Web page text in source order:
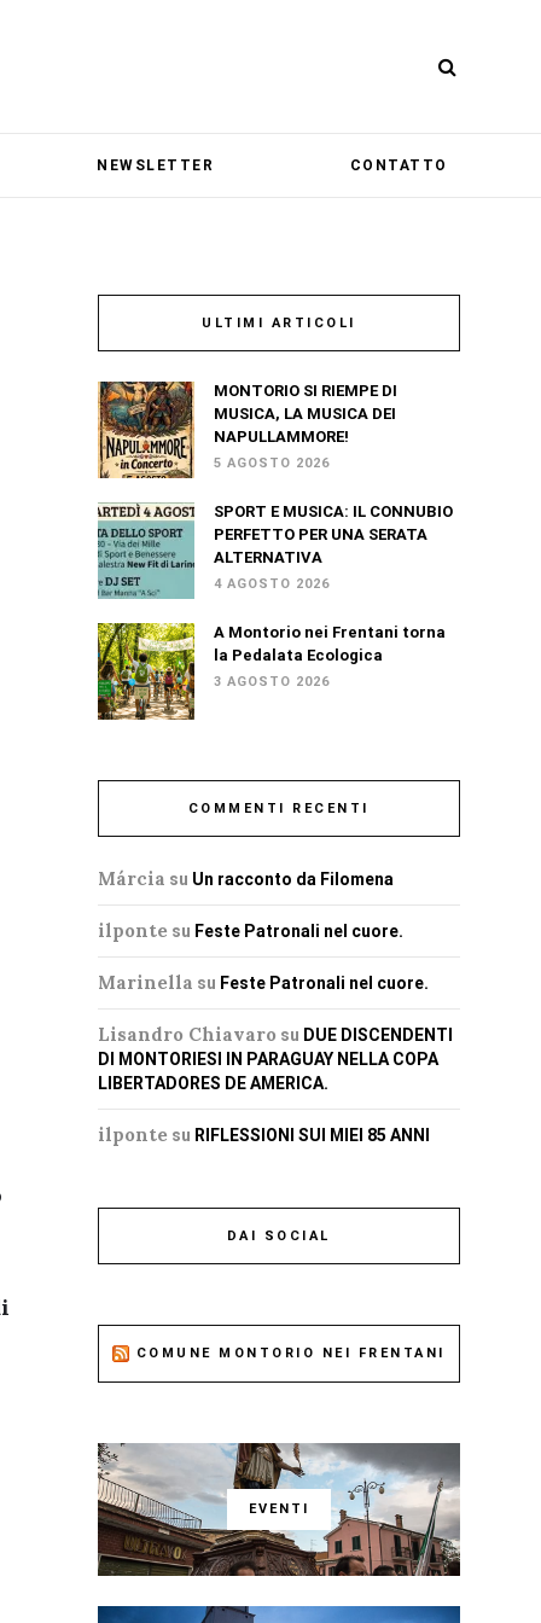
NEWSLETTER CONTATTO
ULTIMI ARTICOLI
MONTORIO SI RIEMPE DI
MUSICA, LA MUSICA DEI
NAPULLAMMORE!
5 AGOSTO 2026
SPORT E MUSICA: IL CONNUBIO
PERFETTO PER UNA SERATA
ALTERNATIVA
4 AGOSTO 2026
A Montorio nei Frentani torna
la Pedalata Ecologica
3 AGOSTO 2026
COMMENTI RECENTI
Márcia su Un racconto da Filomena
ilponte su Feste Patronali nel cuore.
Marinella su Feste Patronali nel cuore.
Lisandro Chiavaro su DUE DISCENDENTI
DI MONTORIESI IN PARAGUAY NELLA COPA
LIBERTADORES DE AMERICA.
ilponte su RIFLESSIONI SUI MIEI 85 ANNI
DAI SOCIAL
COMUNE MONTORIO NEI FRENTANI
EVENTI